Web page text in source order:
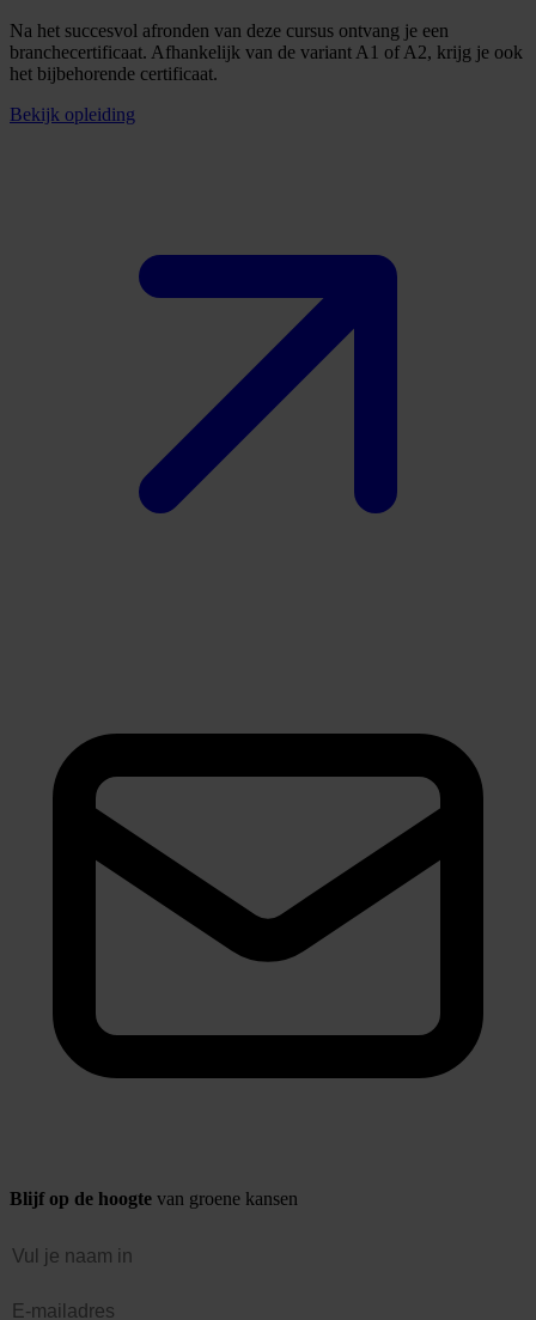
Na het succesvol afronden van deze cursus ontvang je een
branchecertificaat. Afhankelijk van de variant A1 of A2, krijg je ook
het bijbehorende certificaat.
Bekijk opleiding
Blijf op de hoogte van groene kansen